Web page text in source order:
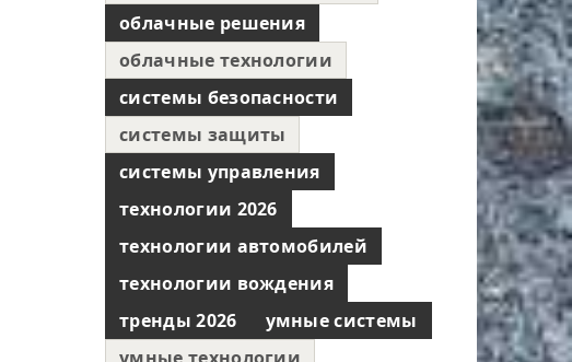
облачные решения
облачные технологии
системы безопасности
системы защиты
системы управления
технологии 2026
технологии автомобилей
технологии вождения
тренды 2026
умные системы